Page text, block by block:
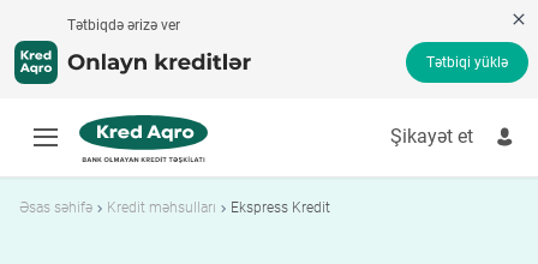
Tətbiqdə ərizə ver
Tətbiqi yüklə
Tez kredit
Şikayət et
Əsas səhifə Kredit məhsulları Ekspress Kredit